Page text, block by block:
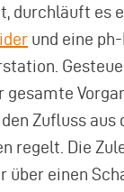
durchläuft es
und eine
Zufluss aus
regelt. Die
über einen